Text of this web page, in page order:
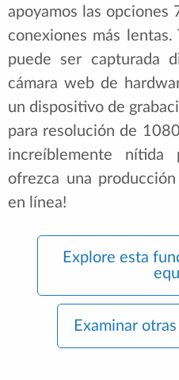
apoyamos las
conexiones más
puede ser capturada
cámara web de
un dispositivo de
para resolución de
increíblemente
ofrezca una
en línea!
Explore esta
Examinar